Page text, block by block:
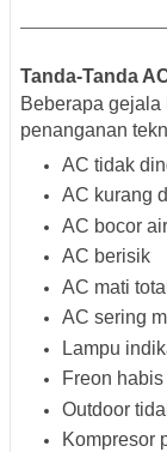
Tanda-Tanda
Beberapa gejala
penanganan
AC tidak
AC kurang
AC bocor air
AC berisik
AC mati total
AC sering
Lampu
Freon habis
Outdoor
Kompresor